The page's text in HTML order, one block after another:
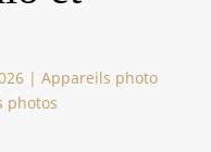
| Appareils photo
photos